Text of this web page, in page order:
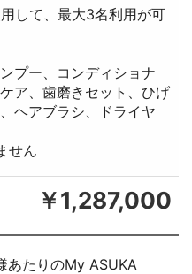
して、最大3名利用が可
プー、コンディショナ
ア、歯磨きセット、ひげ
ヘアブラシ、ドライヤ
せん
￥1,287,000
あたりのMy ASUKA